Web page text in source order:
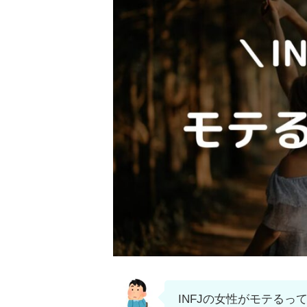
INFJの女性がモテるっ